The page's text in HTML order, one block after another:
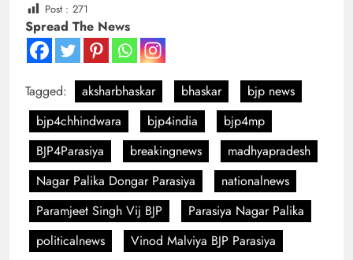
Post : 271
Spread The News
Tagged: aksharbhaskar bhaskar
bjp news
bjp4chhindwara
bjp4india
bjp4mp
BJP4Parasiya
breakingnews
madhyapradesh
Nagar Palika Dongar Parasiya
nationalnews
Paramjeet Singh Vij BJP
Parasiya Nagar Palika
politicalnews
Vinod Malviya BJP Parasiya